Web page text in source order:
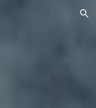
Skip to navigation